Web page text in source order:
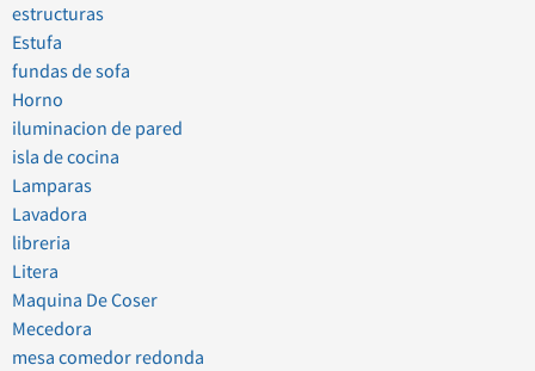
estructuras
Estufa
fundas de sofa
Horno
iluminacion de pared
isla de cocina
Lamparas
Lavadora
libreria
Litera
Maquina De Coser
Mecedora
mesa comedor redonda